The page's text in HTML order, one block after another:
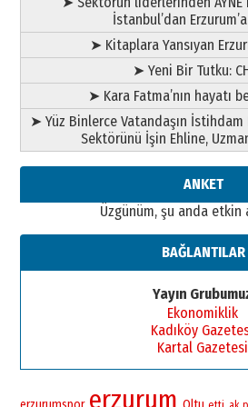
İstanbul’dan
➤ Kitaplara Yansıyan
➤ Yeni Bir Tutku:
➤ Kara Fatma’nın hayatı
➤ Yüz Binlerce Vatandaşın
Sektörünü İşin Ehline,
ANKET
Üzgünüm, şu anda etkin
BAĞLANTILAR
Yayın
Ekonomiklik
Kadıköy
Kartal Gazetesi
erzurum